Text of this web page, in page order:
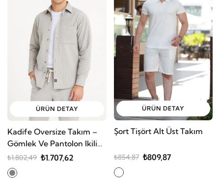
ÜRÜN DETAY
Kadife Oversize Takım –
Gömlek Ve Pantolon Ikili
Set Füme Corduroy Şıklığı,
Rahat Ve Zarif Duruş
Yumuşak Dokulu Kadife
₺1.802,49 ₺1.707,62
ÜRÜN DETAY
Şort Tişört Alt Üst Takım
₺854,87 ₺809,87